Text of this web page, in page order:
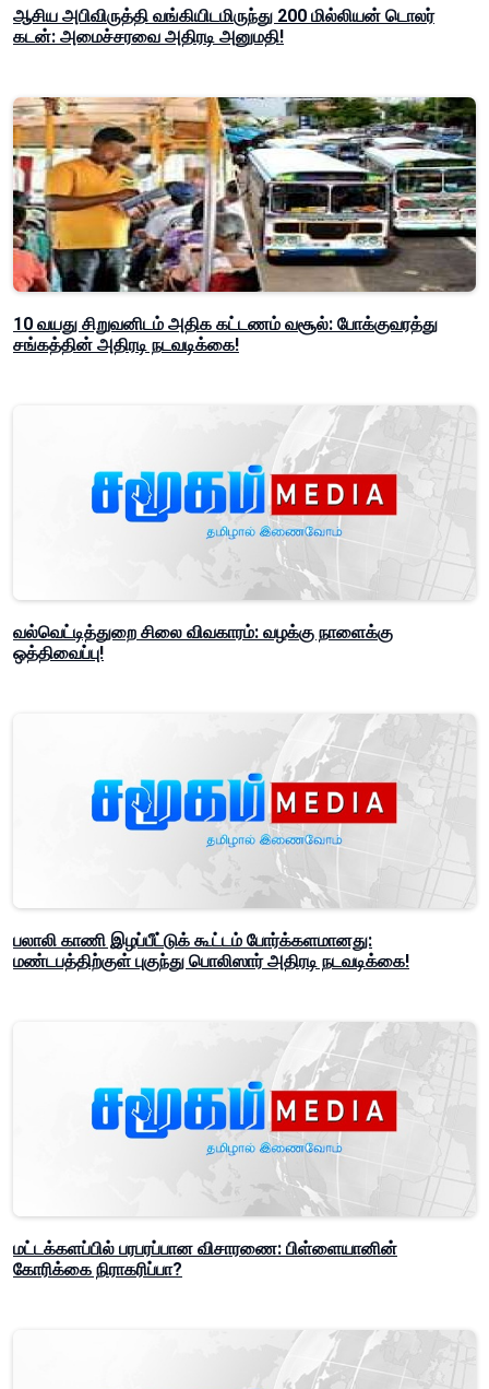
ஆசிய அபிவிருத்தி வங்கியிடமிருந்து 200 மில்லியன் டொலர்
கடன்: அமைச்சரவை அதிரடி அனுமதி!
10 வயது சிறுவனிடம் அதிக கட்டணம் வசூல்: போக்குவரத்து
சங்கத்தின் அதிரடி நடவடிக்கை!
வல்வெட்டித்துறை சிலை விவகாரம்: வழக்கு நாளைக்கு
ஒத்திவைப்பு!
பலாலி காணி இழப்பீட்டுக் கூட்டம் போர்க்களமானது:
மண்டபத்திற்குள் புகுந்து பொலிஸார் அதிரடி நடவடிக்கை!
மட்டக்களப்பில் பரபரப்பான விசாரணை: பிள்ளையானின்
கோரிக்கை நிராகரிப்பா?